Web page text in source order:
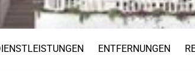
ENTFERNUNGEN